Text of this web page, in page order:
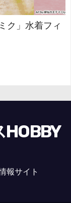
ク」水着フィ
報サイト